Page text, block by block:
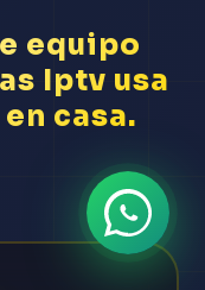
equipo
Iptv usa
casa.